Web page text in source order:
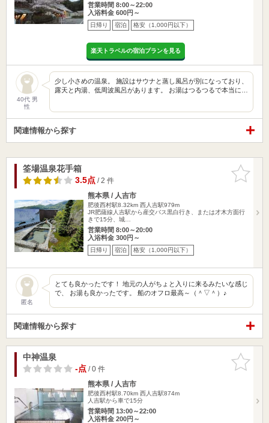
営業時間 8:00～22:00
入浴料金 600円～
日帰り 宿泊 格安（1,000円以下）
楽天トラベルの宿泊プランを見る
40代 男
性
少し小さめの温泉。 施設はサウナと蒸し風呂が別になっており、
露天と内湯、低周波風呂があります。 お湯はつるつるで本当に…
関連情報から探す
お気に入
りに追加
筌場温泉花手箱
3.5点/ 2 件
熊本県 / 人吉市
肥後西村駅8.32km 西人吉駅979m
JR肥薩線人吉駅から産交バス黒白行き、または才木方面行
きで15分、城…
営業時間 8:00～20:00
入浴料金 300円～
日帰り 宿泊 格安（1,000円以下）
匿名
とても良かったです！ 地元の人がちょと入りに来るみたいな感じ
で、 お湯も良かったです。 船のオフロ最高～（＾▽＾）♪
関連情報から探す
お気に入
りに追加
中神温泉
-点/ 0 件
熊本県 / 人吉市
肥後西村駅8.70km 西人吉駅874m
人吉駅から車で15分
営業時間 13:00～22:00
入浴料金 200円～